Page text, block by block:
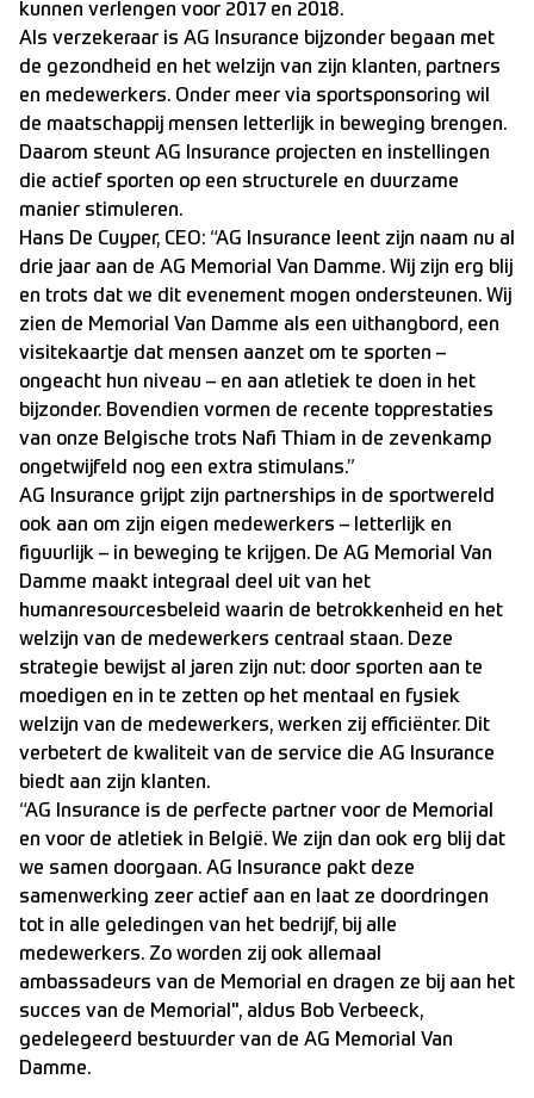
kunnen verlengen voor 2017 en 2018.
Als verzekeraar is AG Insurance bijzonder begaan met
de gezondheid en het welzijn van zijn klanten, partners
en medewerkers. Onder meer via sportsponsoring wil
de maatschappij mensen letterlijk in beweging brengen.
Daarom steunt AG Insurance projecten en instellingen
die actief sporten op een structurele en duurzame
manier stimuleren.
Hans De Cuyper, CEO: “AG Insurance leent zijn naam nu al
drie jaar aan de AG Memorial Van Damme. Wij zijn erg blij
en trots dat we dit evenement mogen ondersteunen. Wij
zien de Memorial Van Damme als een uithangbord, een
visitekaartje dat mensen aanzet om te sporten –
ongeacht hun niveau – en aan atletiek te doen in het
bijzonder. Bovendien vormen de recente topprestaties
van onze Belgische trots Nafi Thiam in de zevenkamp
ongetwijfeld nog een extra stimulans.”
AG Insurance grijpt zijn partnerships in de sportwereld
ook aan om zijn eigen medewerkers – letterlijk en
figuurlijk – in beweging te krijgen. De AG Memorial Van
Damme maakt integraal deel uit van het
humanresourcesbeleid waarin de betrokkenheid en het
welzijn van de medewerkers centraal staan. Deze
strategie bewijst al jaren zijn nut: door sporten aan te
moedigen en in te zetten op het mentaal en fysiek
welzijn van de medewerkers, werken zij efficiënter. Dit
verbetert de kwaliteit van de service die AG Insurance
biedt aan zijn klanten.
“AG Insurance is de perfecte partner voor de Memorial
en voor de atletiek in België. We zijn dan ook erg blij dat
we samen doorgaan. AG Insurance pakt deze
samenwerking zeer actief aan en laat ze doordringen
tot in alle geledingen van het bedrijf, bij alle
medewerkers. Zo worden zij ook allemaal
ambassadeurs van de Memorial en dragen ze bij aan het
succes van de Memorial", aldus Bob Verbeeck,
gedelegeerd bestuurder van de AG Memorial Van
Damme.